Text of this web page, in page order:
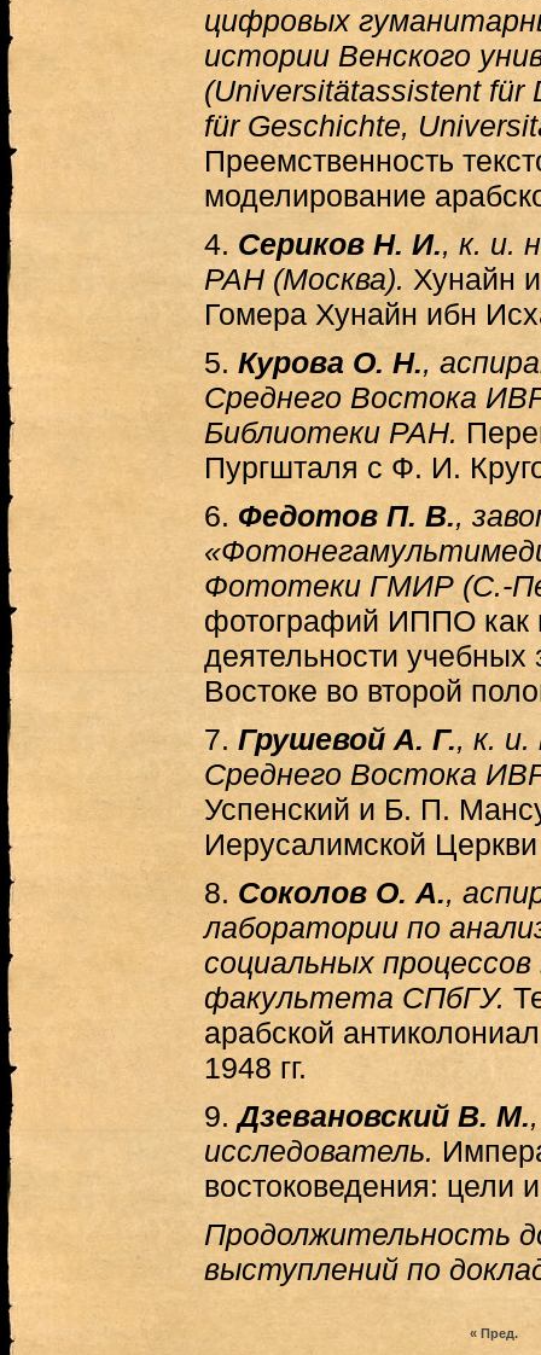
цифровых
истории Венского
(Universitätassistent für
für Geschichte,
Преемственность
моделирование
4. Сериков Н. И., к. и.
РАН (Москва). Хунайн
Гомера Хунайн ибн
5. Курова О. Н.,
Среднего Востока
Библиотеки РАН.
Пургшталя с Ф. И.
6. Федотов П. В.,
Фототеки ГМИР (С.-
фотографий ИППО как
деятельности
Востоке во второй
7. Грушевой А. Г., к.
Среднего Востока
Успенский и Б. П.
Иерусалимской Церкви
8. Соколов О. А.,
лаборатории по
социальных
факультета СПбГУ.
арабской
1948 гг.
9.Дзевановский В. М.
исследователь.
востоковедения: цели
Продолжительность
выступлений по
« Пред.